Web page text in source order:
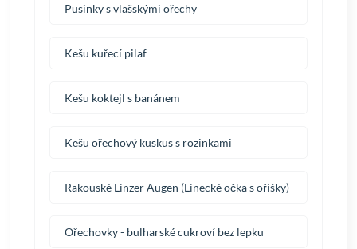
Pusinky s vlašskými ořechy
Kešu kuřecí pilaf
Kešu koktejl s banánem
Kešu ořechový kuskus s rozinkami
Rakouské Linzer Augen (Linecké očka s oříšky)
Ořechovky - bulharské cukroví bez lepku